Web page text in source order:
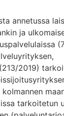
annetussa
ja
2019)
tarkoitetun